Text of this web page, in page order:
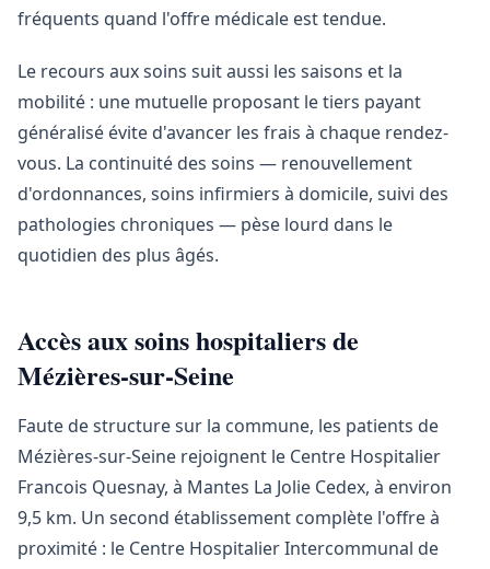
fréquents quand l'offre médicale est tendue.
Le recours aux soins suit aussi les saisons et la
mobilité : une mutuelle proposant le tiers payant
généralisé évite d'avancer les frais à chaque rendez-
vous. La continuité des soins — renouvellement
d'ordonnances, soins infirmiers à domicile, suivi des
pathologies chroniques — pèse lourd dans le
quotidien des plus âgés.
Accès aux soins hospitaliers de
Mézières-sur-Seine
Faute de structure sur la commune, les patients de
Mézières-sur-Seine rejoignent le Centre Hospitalier
Francois Quesnay, à Mantes La Jolie Cedex, à environ
9,5 km. Un second établissement complète l'offre à
proximité : le Centre Hospitalier Intercommunal de